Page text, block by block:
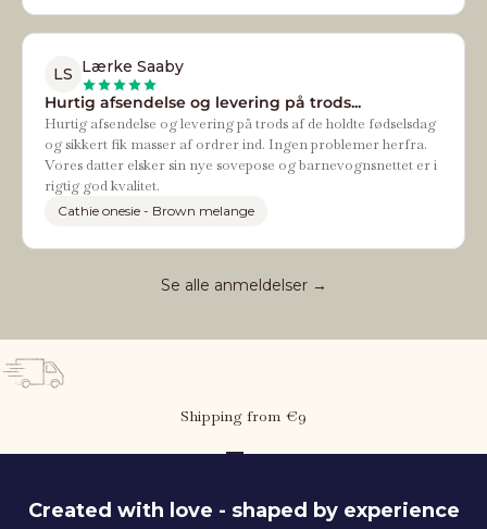
LS Lærke Saaby
Hurtig afsendelse og levering på trods...
Hurtig afsendelse og levering på trods af de holdte fødselsdag
og sikkert fik masser af ordrer ind. Ingen problemer herfra.
Vores datter elsker sin nye sovepose og barnevognsnettet er i
rigtig god kvalitet.
Cathie onesie - Brown melange
Se alle anmeldelser →
Shipping from €9
Created with love - shaped by experience